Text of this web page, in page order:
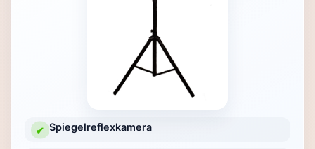
✔ Spiegelreflexkamera